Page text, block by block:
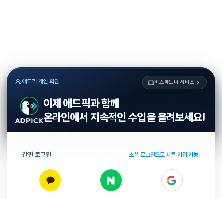
애드픽 개인 회원 비즈파트너 서비스
이제 애드픽과 함께
온라인에서 지속적인 수입을 올려보세요!
간편 로그인 소셜 로그인으로 빠른 가입 가능!